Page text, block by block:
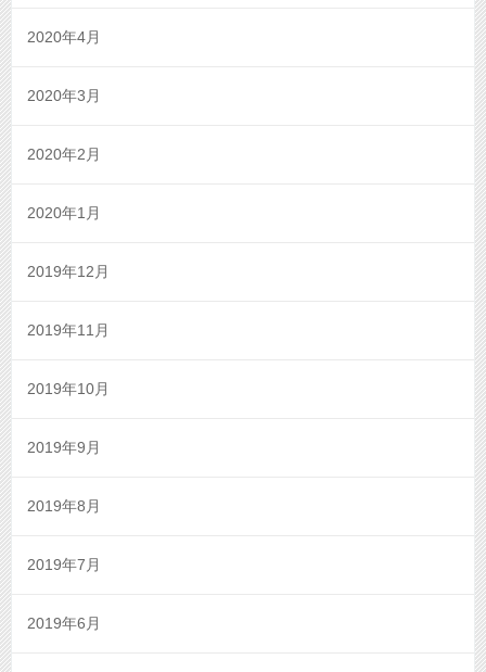
2020年4月
2020年3月
2020年2月
2020年1月
2019年12月
2019年11月
2019年10月
2019年9月
2019年8月
2019年7月
2019年6月